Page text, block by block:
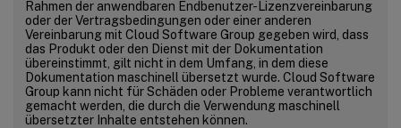
Rahmen der anwendbaren Endbenutzer-Lizenzvereinbarung
oder der Vertragsbedingungen oder einer anderen
Vereinbarung mit Cloud Software Group gegeben wird, dass
das Produkt oder den Dienst mit der Dokumentation
übereinstimmt, gilt nicht in dem Umfang, in dem diese
Dokumentation maschinell übersetzt wurde. Cloud Software
Group kann nicht für Schäden oder Probleme verantwortlich
gemacht werden, die durch die Verwendung maschinell
übersetzter Inhalte entstehen können.